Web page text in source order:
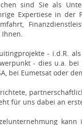
sind Sie als
Expertiese in der
- i.d.R.
- dies u.a.
bei Eumetsat oder
für uns dabei an